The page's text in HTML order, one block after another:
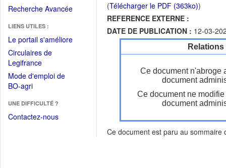
Recherche Avancée
LIENS UTILES :
Le portail s'améliore(Fichier
Circulaires de
Legifrance(Ouvrir
dans
une
fenêtre)
Mode d'emploi de
BO-agri(Ouvrir
une
nouvelle
UNE DIFFICULTÉ ?
Contactez-nous
(Télécharger le PDF (363ko))
REFERENCE EXTERNE :
DATE DE PUBLICATION : 12-03-
Ce document n'abroge
document
Ce document ne
document
Ce document est paru au sommaire